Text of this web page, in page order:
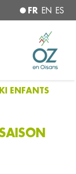
FR EN ES
ENFANTS